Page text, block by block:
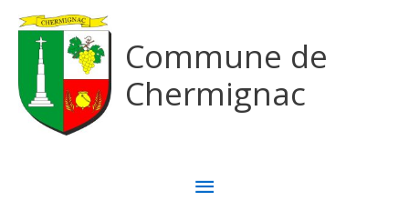
Commune de
Chermignac
MENU